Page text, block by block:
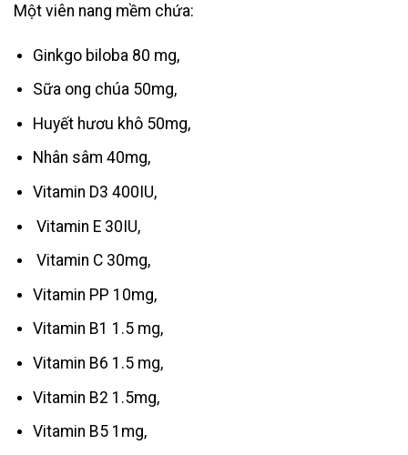
Một viên nang mềm chứa:
Ginkgo biloba 80 mg,
Sữa ong chúa 50mg,
Huyết hươu khô 50mg,
Nhân sâm 40mg,
Vitamin D3 400IU,
Vitamin E 30IU,
Vitamin C 30mg,
Vitamin PP 10mg,
Vitamin B1 1.5 mg,
Vitamin B6 1.5 mg,
Vitamin B2 1.5mg,
Vitamin B5 1mg,